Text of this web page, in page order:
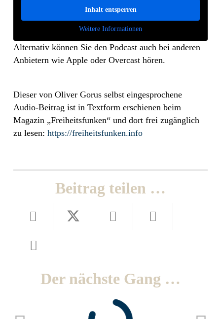
Inhalt entsperren
Weitere Informationen
Alternativ können Sie den Podcast auch bei anderen
Anbietern wie Apple oder Overcast hören.
Dieser von Oliver Gorus selbst eingesprochene
Audio-Beitrag ist in Textform erschienen beim
Magazin „Freiheitsfunken“ und dort frei zugänglich
zu lesen: https://freiheitsfunken.info
Beitrag teilen …
Der nächste Gang …